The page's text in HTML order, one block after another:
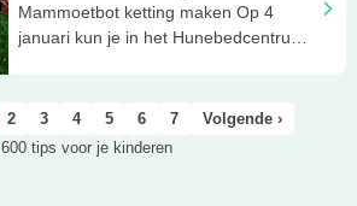
Mammoetbot ketting maken Op 4
januari kun je in het Hunebedcentrum
2 3 4 5 6 7
Volgende ›
600 tips voor je kinderen